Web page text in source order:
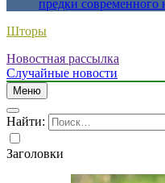
предки современного
Шторы
Новостная рассылка
Случайные новости
Меню
Найти:
Заголовки